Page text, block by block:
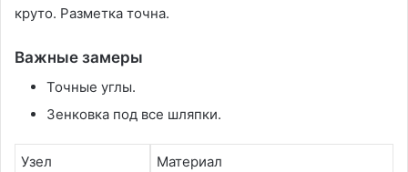
круто. Разметка точна.
Важные замеры
Точные углы.
Зенковка под все шляпки.
Узел Материал